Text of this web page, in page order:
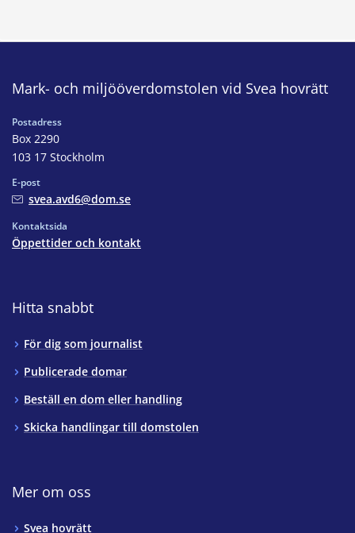
Mark- och miljööverdomstolen vid Svea hovrätt
Postadress
Box 2290
103 17 Stockholm
E-post
svea.avd6@dom.se
Kontaktsida
Öppettider och kontakt
Hitta snabbt
För dig som journalist
Publicerade domar
Beställ en dom eller handling
Skicka handlingar till domstolen
Mer om oss
Svea hovrätt